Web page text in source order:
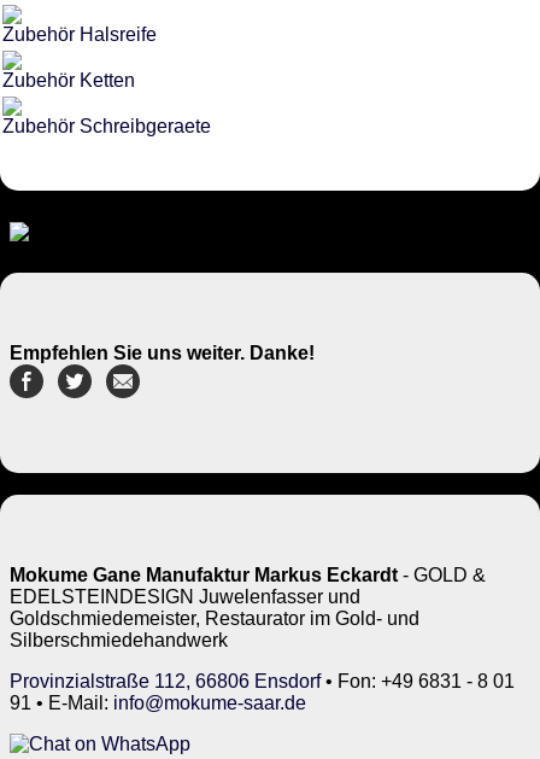
Zubehör Halsreife
Zubehör Ketten
Zubehör Schreibgeraete
Empfehlen Sie uns weiter. Danke!
Mokume Gane Manufaktur Markus Eckardt - GOLD &
EDELSTEINDESIGN Juwelenfasser und
Goldschmiedemeister, Restaurator im Gold- und
Silberschmiedehandwerk
Provinzialstraße 112, 66806 Ensdorf• Fon: +49 6831 - 8 01
91 • E-Mail: info@mokume-saar.de